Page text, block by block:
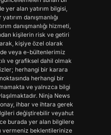
yer alan yatırım bilgisi,
danışmanlığı
danışmanlığı hizmeti,
kişilerin risk ve getiri
kişiye özel olarak
veya e-bültenlerimiz
ve grafiksel dahil olmak
herhangi bir karara
herhangi bir
ve yalnızca bilgi
Ninja News
ihbar ve ihtara gerek
değiştirebilir veyahut
burada yer alan bilgilere
vermeniz beklentilerinize